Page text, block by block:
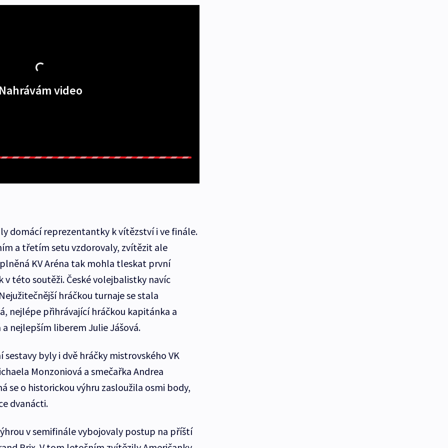
video
domácí reprezentantky k vítězství i ve finále.
a třetím setu vzdorovaly, zvítězit ale
KV Aréna tak mohla tleskat první
této soutěži. České volejbalistky navíc
hráčkou turnaje se stala
nejlépe přihrávající hráčkou kapitánka a
nejlepším liberem Julie Jášová.
byly i dvě hráčky mistrovského VK
Monzoniová a smečařka Andrea
se o historickou výhru zasloužila osmi body,
dvanácti.
v semifinále vybojovaly postup na příští